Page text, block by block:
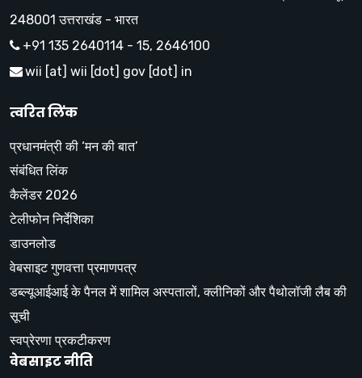
248001 उत्तराखंड - भारत
+91 135 2640114 - 15, 2646100
wii [at] wii [dot] gov [dot] in
त्वरित लिंक
प्रधानमंत्री की ‘मन की बात’
संबंधित लिंक
कैलेंडर 2026
टेलीफोन निर्देशिका
डाउनलोड
वेबसाइट गुणवत्ता प्रमाणपत्र
डब्ल्यूआईआई के पैनल में शामिल अस्पतालों, क्लीनिकों और पैथोलॉजी लैब की
सूची
स्वप्रेरणा प्रकटीकरण
वेबसाइट नीति